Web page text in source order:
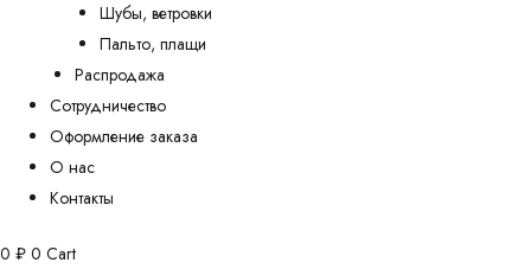
Шубы, ветровки
Пальто, плащи
Распродажа
Сотрудничество
Оформление заказа
О нас
Контакты
0 ₽ 0 Cart